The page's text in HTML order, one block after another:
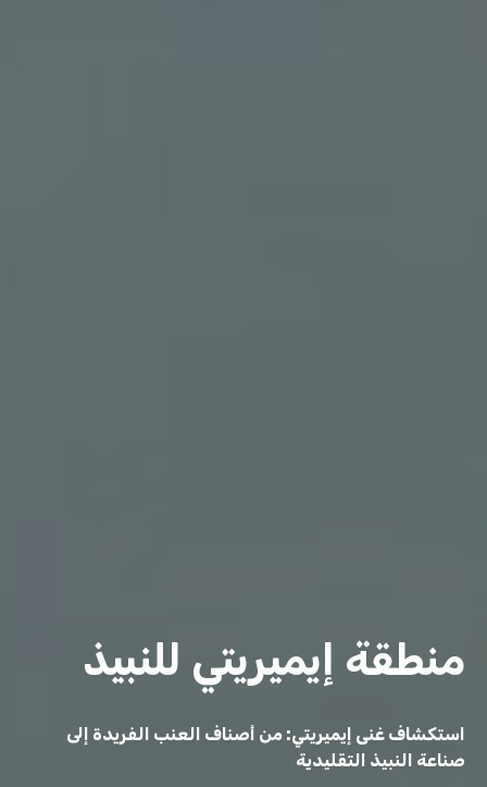
منطقة إيميريتي للنبيذ
استكشاف غنى إيميريتي: من أصناف العنب الفريدة إلى
صناعة النبيذ التقليدية